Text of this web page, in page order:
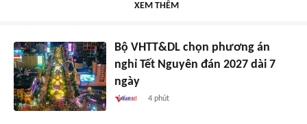
XEM THÊM
Bộ VHTT&DL chọn phương án
nghỉ Tết Nguyên đán 2027 dài 7
ngày
4 phút